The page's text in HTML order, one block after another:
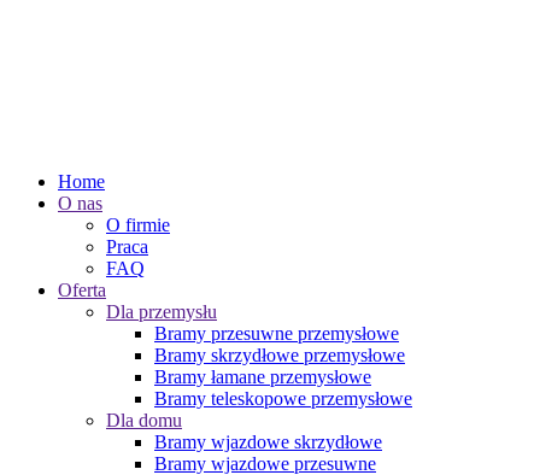
Home
O nas
O firmie
Praca
FAQ
Oferta
Dla przemysłu
Bramy przesuwne przemysłowe
Bramy skrzydłowe przemysłowe
Bramy łamane przemysłowe
Bramy teleskopowe przemysłowe
Dla domu
Bramy wjazdowe skrzydłowe
Bramy wjazdowe przesuwne